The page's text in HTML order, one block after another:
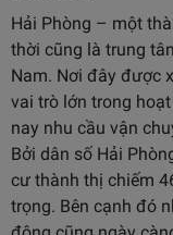
Hải Phòng – một
thời cũng là trung
Nam. Nơi đây được
vai trò lớn trong
nay nhu cầu vận
Bởi dân số Hải
cư thành thị chiếm
trọng. Bên cạnh đó